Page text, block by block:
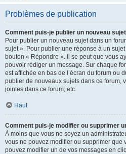
Problèmes de publication
Comment puis-je publier un nouveau
Pour publier un nouveau sujet dans un
sujet ». Pour publier une réponse à un
bouton « Répondre ». Il se peut que vous
pouvoir rédiger un message. Sur chaque
est affichée en bas de l’écran du forum ou
publier de nouveaux sujets dans ce forum,
jointes dans ce forum, etc.
Haut
Comment puis-je modifier ou supprimer
À moins que vous ne soyez un
vous ne pouvez modifier ou supprimer que
pouvez modifier un de vos messages en